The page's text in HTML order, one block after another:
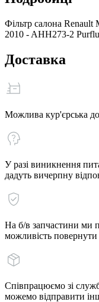
Фільтр салона
2010 - AHH273-2
Доставка
Можлива кур'єрська
У разі виникнення
дадуть вичерпну
На б/в запчастини ми
можливість повернути
Співпрацюємо зі
можемо відправити